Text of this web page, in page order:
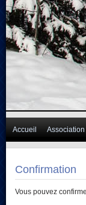
Accueil
Confirmation
Vous pouvez